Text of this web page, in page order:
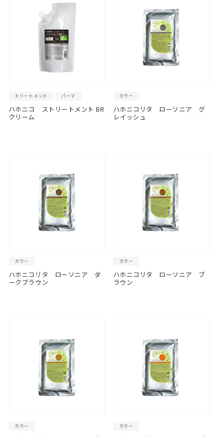
トリートメント パーマ
ハホニコ ストリートメント BR
クリーム
カラー
ハホニコリタ ローソニア グ
レイッシュ
カラー
ハホニコリタ ローソニア ダ
ークブラウン
カラー
ハホニコリタ ローソニア ブ
ラウン
カラー カラー